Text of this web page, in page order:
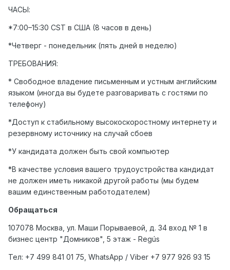
ЧАСЫ:
*7:00–15:30 CST в США (8 часов в день)
*Четверг - понедельник (пять дней в неделю)
ТРЕБОВАНИЯ:
* Свободное владение письменным и устным английским
языком (иногда вы будете разговаривать с гостями по
телефону)
*Доступ к стабильному высокоскоростному интернету и
резервному источнику на случай сбоев
*У кандидата должен быть свой компьютер
*В качестве условия вашего трудоустройства кандидат
не должен иметь никакой другой работы (мы будем
вашим единственным работодателем)
Обращаться
107078 Москва, ул. Маши Порываевой, д. 34 вход № 1 в
бизнес центр "Домников", 5 этаж - Regús
Тел: +7 499 841 01 75, WhatsApp / Viber +7 977 926 93 15